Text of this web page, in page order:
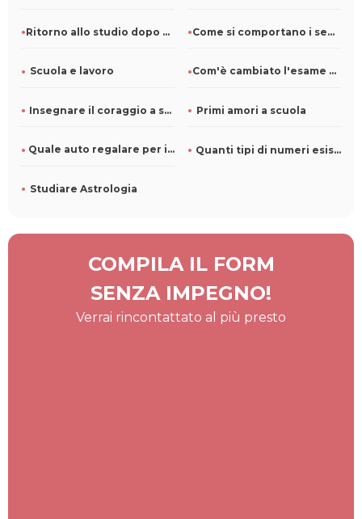
Ritorno allo studio dopo anni: come riadattarsi al mondo acc Come si comportano i segni zodiacali a scuola?
Scuola e lavoro Com'è cambiato l'esame di maturità negli anni?
Insegnare il coraggio a scuola Primi amori a scuola
Quale auto regalare per il diploma Quanti tipi di numeri esistono?
Studiare Astrologia
COMPILA IL FORM
SENZA IMPEGNO!
Verrai rincontattato al più presto